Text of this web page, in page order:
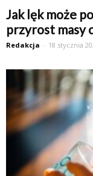
Jak lęk może
przyrost masy
Redakcja - 18 stycznia